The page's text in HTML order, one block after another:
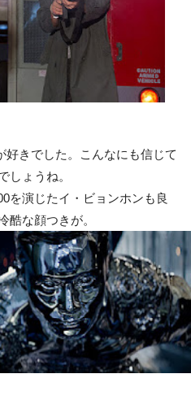
きでした。こんなにも信じて
しょうね。
を演じたイ・ビョンホンも良
酷な顔つきが。